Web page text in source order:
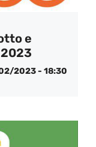
e
2023 - 18:30